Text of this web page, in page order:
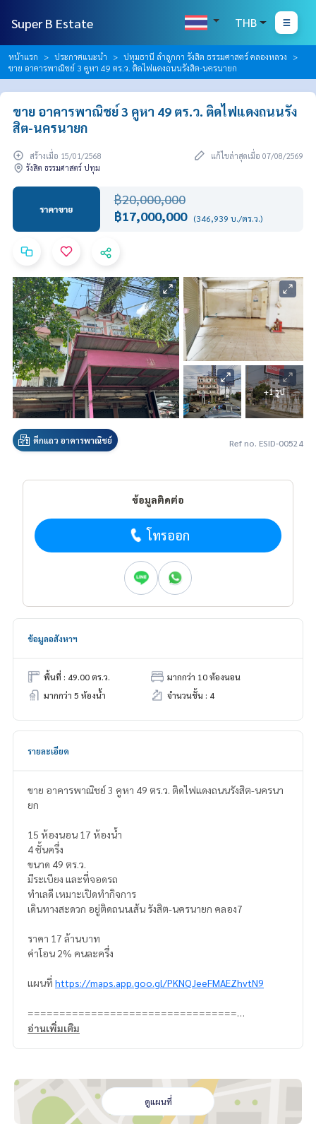
Super B Estate THB
หน้าแรก ประกาศแนะนำ
ปทุมธานี ลำลูกกา รังสิต ธรรมศาสตร์ คลองหลวง
ขาย อาคารพาณิชย์ 3 คูหา 49 ตร.ว. ติดไฟแดงถนนรังสิต-นครนายก
ขาย อาคารพาณิชย์ 3 คูหา 49 ตร.ว. ติดไฟแดงถนนรัง
สิต-นครนายก
สร้างเมื่อ 15/01/2568
แก้ไขล่าสุดเมื่อ 07/08/2569
รังสิต ธรรมศาสตร์ ปทุม
ราคาขาย
฿20,000,000
฿17,000,000 (346,939 บ./ตร.ว.)
+1 รูป
ตึกแถว อาคารพาณิชย์ Ref no. ESID-00524
ข้อมูลติดต่อ
โทรออก
ข้อมูลอสังหาฯ
พื้นที่ : 49.00 ตร.ว.
มากกว่า 10 ห้องนอน
มากกว่า 5 ห้องน้ำ
จำนวนชั้น : 4
รายละเอียด
ขาย อาคารพาณิชย์ 3 คูหา 49 ตร.ว. ติดไฟแดงถนนรังสิต-นครนา
ยก
15 ห้องนอน 17 ห้องน้ำ
4 ชั้นครึ่ง
ขนาด 49 ตร.ว.
มีระเบียง และที่จอดรถ
ทำเลดี เหมาะเปิดทำกิจการ
เดินทางสะดวก อยู่ติดถนนเส้น รังสิต-นครนายก คลอง7
ราคา 17 ล้านบาท
ค่าโอน 2% คนละครึ่ง
แผนที่ https://maps.app.goo.gl/PKNQJeeFMAEZhvtN9
=================================
ติดต่อ น้องบี เบอร์โทร
https://lin.ee/K5iYwEr
=================================
ESID-00524
อ่านเพิ่มเติม
ดูแผนที่